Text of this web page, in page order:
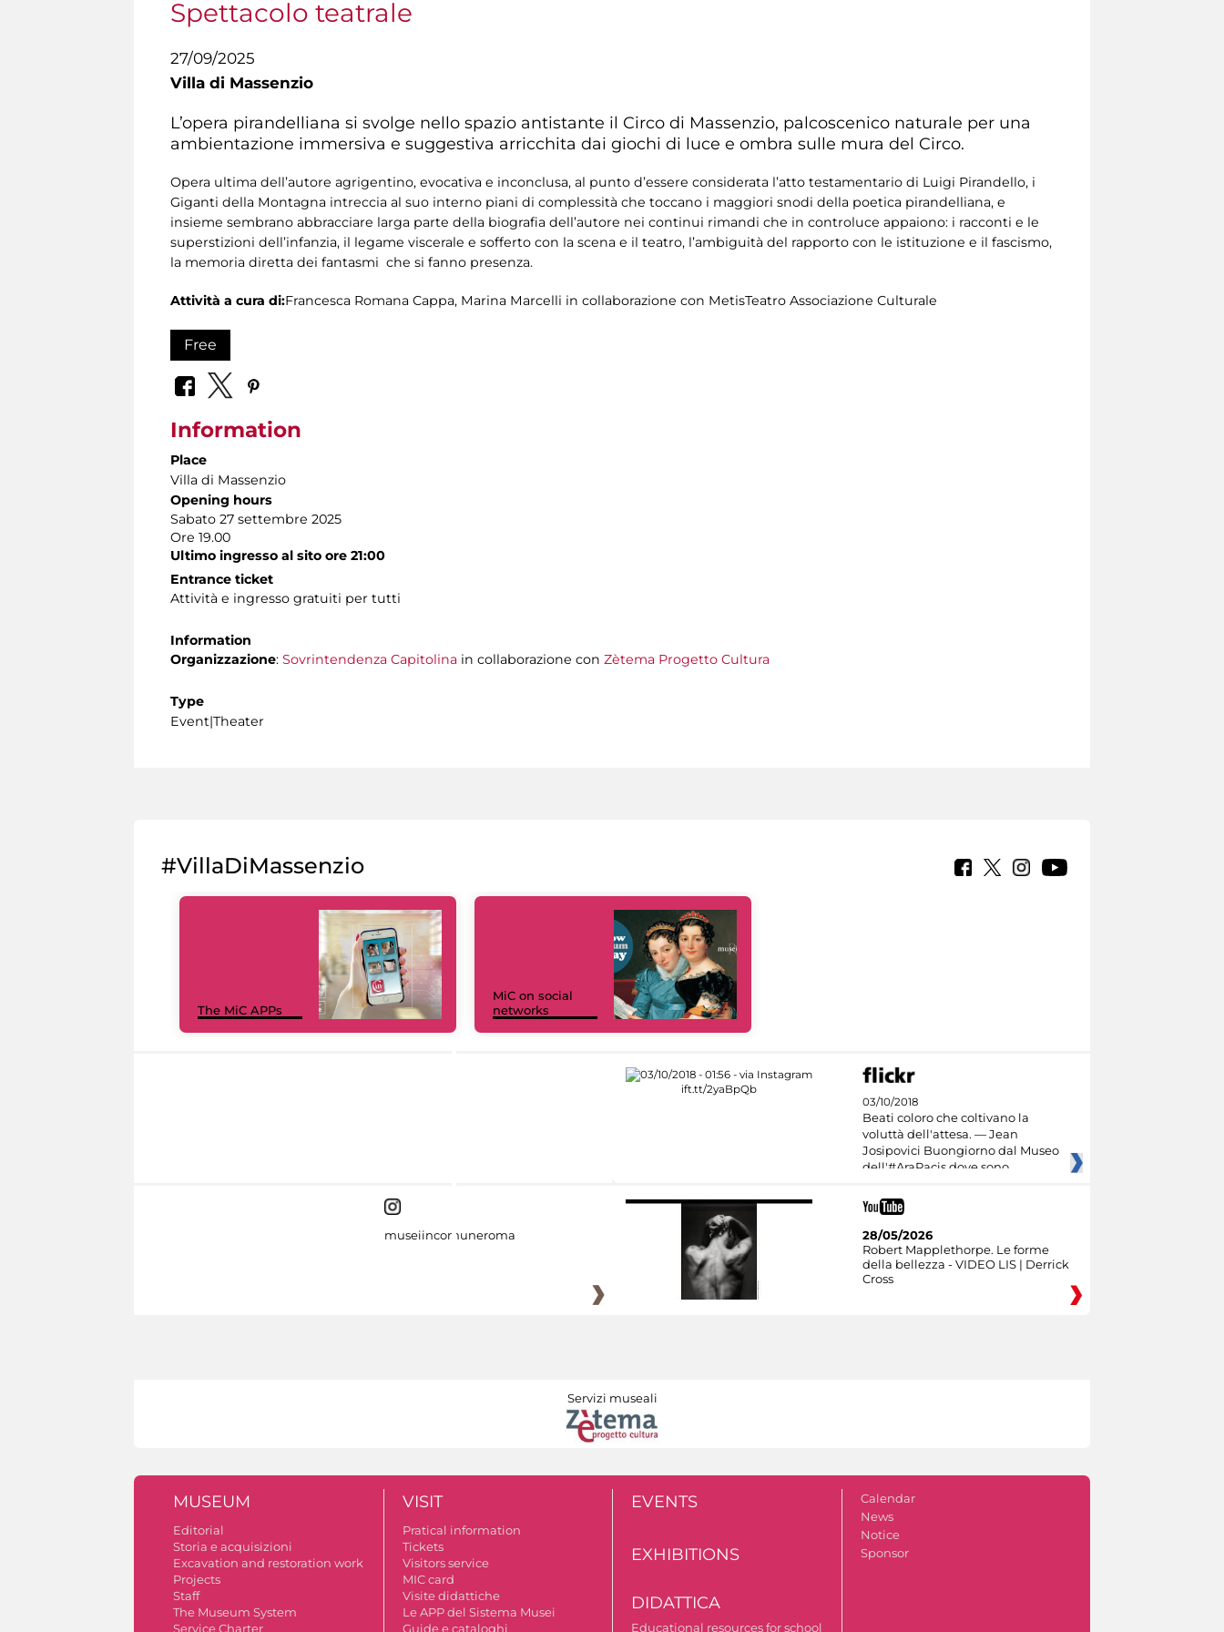
Spettacolo teatrale
27/09/2025
Villa di Massenzio
L’opera pirandelliana si svolge nello spazio antistante il Circo di Massenzio, palcoscenico naturale per una
ambientazione immersiva e suggestiva arricchita dai giochi di luce e ombra sulle mura del Circo.
Opera ultima dell’autore agrigentino, evocativa e inconclusa, al punto d’essere considerata l’atto testamentario di Luigi Pirandello, i
Giganti della Montagna intreccia al suo interno piani di complessità che toccano i maggiori snodi della poetica pirandelliana, e
insieme sembrano abbracciare larga parte della biografia dell’autore nei continui rimandi che in controluce appaiono: i racconti e le
superstizioni dell’infanzia, il legame viscerale e sofferto con la scena e il teatro, l’ambiguità del rapporto con le istituzione e il fascismo,
la memoria diretta dei fantasmi che si fanno presenza.
Attività a cura di:Francesca Romana Cappa, Marina Marcelli in collaborazione con MetisTeatro Associazione Culturale
Free
Information
Place
Villa di Massenzio
Opening hours
Sabato 27 settembre 2025
Ore 19.00
Ultimo ingresso al sito ore 21:00
Entrance ticket
Attività e ingresso gratuiti per tutti
Information
Organizzazione: Sovrintendenza Capitolina in collaborazione con Zètema Progetto Cultura
Type
Event|Theater
#VillaDiMassenzio
The MiC APPs
MiC on social
networks
03/10/2018
Beati coloro che coltivano la
voluttà dell'attesa. — Jean
Josipovici Buongiorno dal Museo
dell'#AraPacis dove sono
museiincomuneroma
28/05/2026
Robert Mapplethorpe. Le forme
della bellezza - VIDEO LIS | Derrick
Cross
Servizi museali
MUSEUM
Editorial
Storia e acquisizioni
Excavation and restoration work
Projects
Staff
The Museum System
Service Charter
VISIT
Pratical information
Tickets
Visitors service
MIC card
Visite didattiche
Le APP del Sistema Musei
Guide e cataloghi
EVENTS
EXHIBITIONS
DIDATTICA
Educational resources for school
Calendar
News
Notice
Sponsor